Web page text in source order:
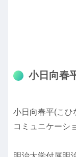
小日向春
小日向春平(こひ
コミュニケーシ